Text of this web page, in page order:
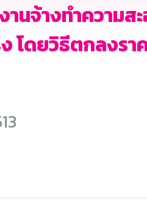
านจ้างทำความ
โดยวิธีตกลงรา